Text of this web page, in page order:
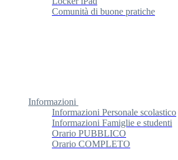
Comunità di buone pratiche
Informazioni
Informazioni Personale scolastico
Informazioni Famiglie e studenti
Orario PUBBLICO
Orario COMPLETO